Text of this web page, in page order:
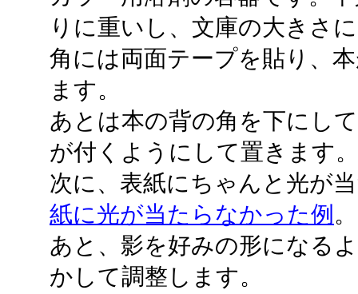
りに重いし、文庫の大きさ
角には両面テープを貼り、
ます。
あとは本の背の角を下にし
が付くようにして置きます。
次に、表紙にちゃんと光が
紙に光が当たらなかった例
あと、影を好みの形になる
かして調整します。